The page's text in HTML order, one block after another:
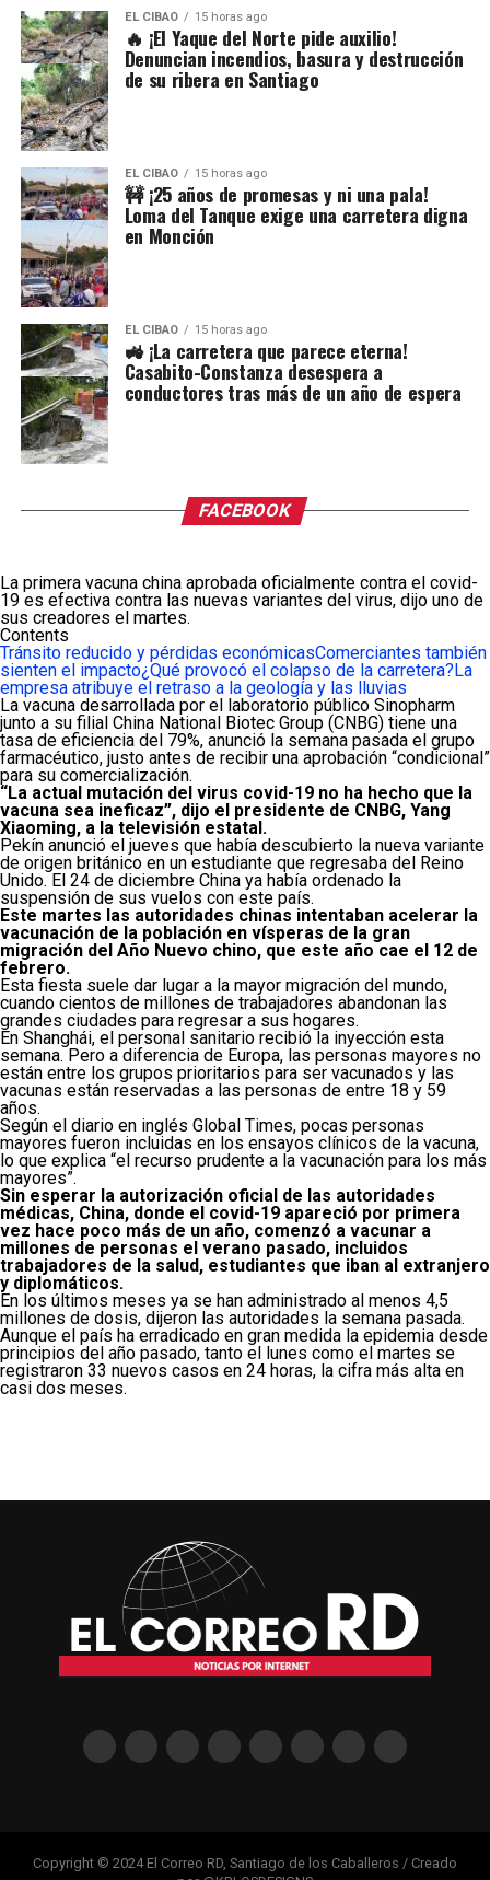
EL CIBAO 15 horas ago
🔥 ¡El Yaque del Norte pide auxilio!
Denuncian incendios, basura y destrucción
de su ribera en Santiago
EL CIBAO 15 horas ago
🚧 ¡25 años de promesas y ni una pala!
Loma del Tanque exige una carretera digna
en Monción
EL CIBAO 15 horas ago
🚜 ¡La carretera que parece eterna!
Casabito-Constanza desespera a
conductores tras más de un año de espera
FACEBOOK
La primera vacuna china aprobada oficialmente contra el covid-
19 es efectiva contra las nuevas variantes del virus, dijo uno de
sus creadores el martes.
Contents
Tránsito reducido y pérdidas económicasComerciantes también
sienten el impacto¿Qué provocó el colapso de la carretera? La
empresa atribuye el retraso a la geología y las lluvias
La vacuna desarrollada por el laboratorio público Sinopharm
junto a su filial China National Biotec Group (CNBG) tiene una
tasa de eficiencia del 79%, anunció la semana pasada el grupo
farmacéutico, justo antes de recibir una aprobación “condicional”
para su comercialización.
“La actual mutación del virus covid-19 no ha hecho que la
vacuna sea ineficaz”, dijo el presidente de CNBG, Yang
Xiaoming, a la televisión estatal.
Pekín anunció el jueves que había descubierto la nueva variante
de origen británico en un estudiante que regresaba del Reino
Unido. El 24 de diciembre China ya había ordenado la
suspensión de sus vuelos con este país.
Este martes las autoridades chinas intentaban acelerar la
vacunación de la población en vísperas de la gran
migración del Año Nuevo chino, que este año cae el 12 de
febrero.
Esta fiesta suele dar lugar a la mayor migración del mundo,
cuando cientos de millones de trabajadores abandonan las
grandes ciudades para regresar a sus hogares.
En Shanghái, el personal sanitario recibió la inyección esta
semana. Pero a diferencia de Europa, las personas mayores no
están entre los grupos prioritarios para ser vacunados y las
vacunas están reservadas a las personas de entre 18 y 59
años.
Según el diario en inglés Global Times, pocas personas
mayores fueron incluidas en los ensayos clínicos de la vacuna,
lo que explica “el recurso prudente a la vacunación para los más
mayores”.
Sin esperar la autorización oficial de las autoridades
médicas, China, donde el covid-19 apareció por primera
vez hace poco más de un año, comenzó a vacunar a
millones de personas el verano pasado, incluidos
trabajadores de la salud, estudiantes que iban al extranjero
y diplomáticos.
En los últimos meses ya se han administrado al menos 4,5
millones de dosis, dijeron las autoridades la semana pasada.
Aunque el país ha erradicado en gran medida la epidemia desde
principios del año pasado, tanto el lunes como el martes se
registraron 33 nuevos casos en 24 horas, la cifra más alta en
casi dos meses.
Copyright © 2024 El Correo RD, Santiago de los Caballeros / Creado